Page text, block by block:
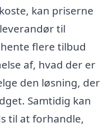
kan priserne
til
flere tilbud
af, hvad der er
den løsning, der
Samtidig kan
til at forhandle,